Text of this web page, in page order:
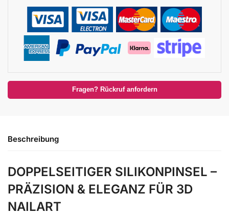
Fragen? Rückruf anfordern
Beschreibung
DOPPELSEITIGER SILIKONPINSEL –
PRÄZISION & ELEGANZ FÜR 3D
NAILART